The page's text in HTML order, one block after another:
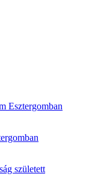
Esztergomban
született